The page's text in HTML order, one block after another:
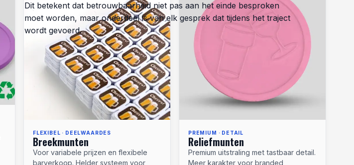
Dit betekent dat betrouwbaarheid niet pas aan het einde besproken
moet worden, maar onderdeel is van elk gesprek dat tijdens het traject
wordt gevoerd.
FLEXIBEL · DEELWAARDES
Breekmunten
Voor variabele prijzen en flexibele
barverkoop. Helder systeem voor
PREMIUM · DETAIL
Reliefmunten
Premium uitstraling met tastbaar detail.
Meer karakter voor branded